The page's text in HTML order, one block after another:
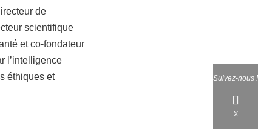
Suivez-nous !
X
de
scientifique
et co-fondateur
l’intelligence
éthiques et